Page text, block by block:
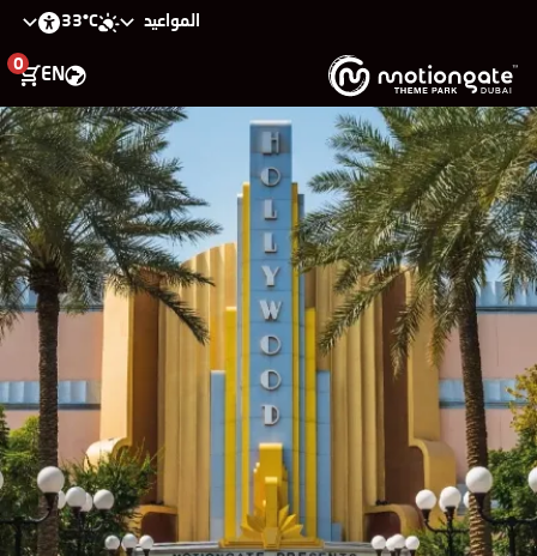
33°C المواعيد
EN
0